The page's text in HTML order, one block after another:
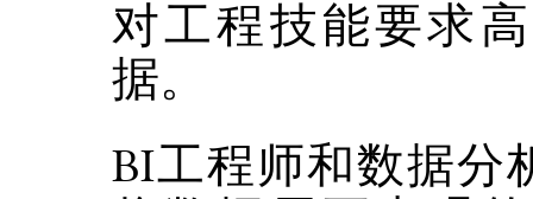
对工程技能要求
据。
BI工程师和数据分